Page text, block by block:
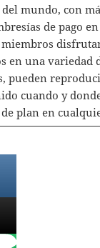
mundo, con
de pago en
en una variedad
pueden
cuando y
plan en